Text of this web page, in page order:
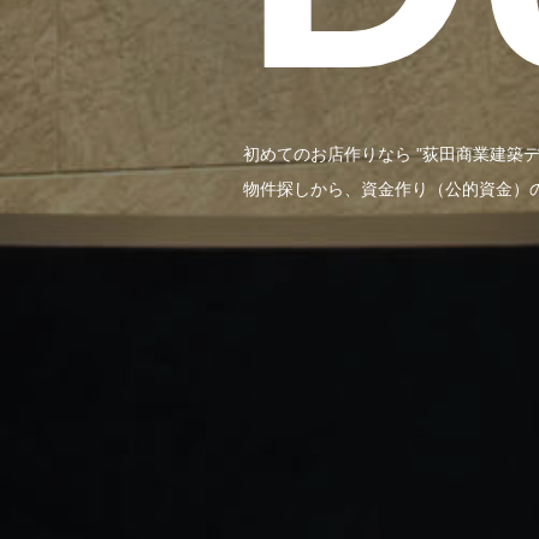
初めてのお店作りなら "荻田商業建築
物件探しから、資金作り（公的資金